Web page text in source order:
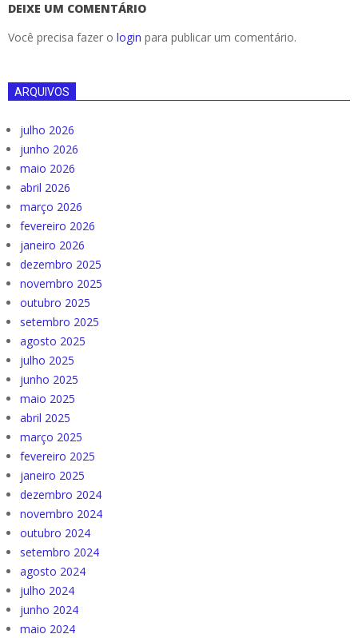
DEIXE UM COMENTÁRIO
Você precisa fazer o login para publicar um comentário.
ARQUIVOS
julho 2026
junho 2026
maio 2026
abril 2026
março 2026
fevereiro 2026
janeiro 2026
dezembro 2025
novembro 2025
outubro 2025
setembro 2025
agosto 2025
julho 2025
junho 2025
maio 2025
abril 2025
março 2025
fevereiro 2025
janeiro 2025
dezembro 2024
novembro 2024
outubro 2024
setembro 2024
agosto 2024
julho 2024
junho 2024
maio 2024